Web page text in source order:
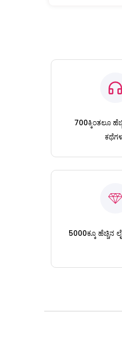
700ಕ್ಕಿಂತಲೂ
5000ಕ್ಕೂ ಹೆಚ್ಚಿನ